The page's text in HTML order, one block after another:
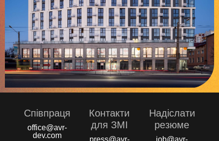
Співпраця
office@avr-
dev.com
Контакти
для ЗМІ
Надіслати
резюме